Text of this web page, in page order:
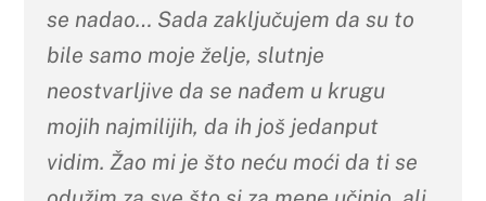
se nadao… Sada zaključujem da su to
bile samo moje želje, slutnje
neostvarljive da se nađem u krugu
mojih najmilijih, da ih još jedanput
vidim. Žao mi je što neću moći da ti se